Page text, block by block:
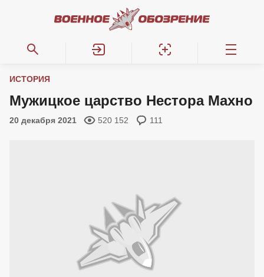
ИСТОРИЯ
Мужицкое царство Нестора Махно
20 декабря 2021 520 152 111